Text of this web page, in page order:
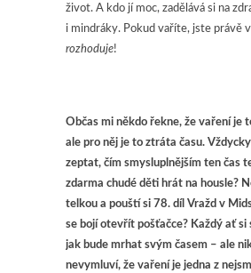
život. A kdo jí moc, zadělává si na
i mindráky. Pokud vaříte, jste právě
rozhoduje!
Občas mi někdo řekne, že vaření je
ale pro něj je to ztráta času.
zeptat, čím smysluplnějším ten čas
zdarma chudé děti hrát na housle?
telkou a pouští si 78. díl Vražd v
se bojí otevřít pošťačce? Každý ať si
jak bude mrhat svým časem – ale
nevymluví, že vaření je jedna z